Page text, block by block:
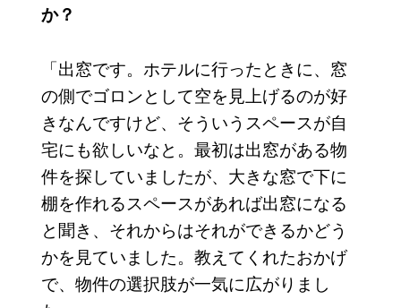
か？
「出窓です。ホテルに行ったときに、窓
の側でゴロンとして空を見上げるのが好
きなんですけど、そういうスペースが自
宅にも欲しいなと。最初は出窓がある物
件を探していましたが、大きな窓で下に
棚を作れるスペースがあれば出窓になる
と聞き、それからはそれができるかどう
かを見ていました。教えてくれたおかげ
で、物件の選択肢が一気に広がりまし